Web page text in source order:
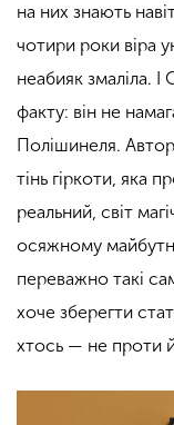
на них знають
чотири роки віра
неабияк змаліла.
факту: він не
Полішинеля.
тінь гіркоти, яка
реальний, світ
осяжному
переважно такі
хоче зберегти
хтось — не проти й